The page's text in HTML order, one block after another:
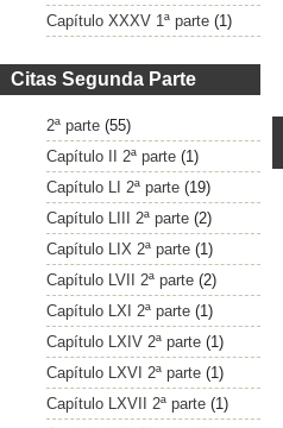
Capítulo XXXV 1ª parte (1)
Citas Segunda Parte
2ª parte (55)
Capítulo II 2ª parte (1)
Capítulo LI 2ª parte (19)
Capítulo LIII 2ª parte (2)
Capítulo LIX 2ª parte (1)
Capítulo LVII 2ª parte (2)
Capítulo LXI 2ª parte (1)
Capítulo LXIV 2ª parte (1)
Capítulo LXVI 2ª parte (1)
Capítulo LXVII 2ª parte (1)